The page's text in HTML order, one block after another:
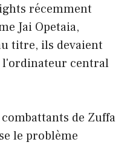
récemment
Jai Opetaia,
titre, ils devaient
l'ordinateur central
de Zuffa
le problème